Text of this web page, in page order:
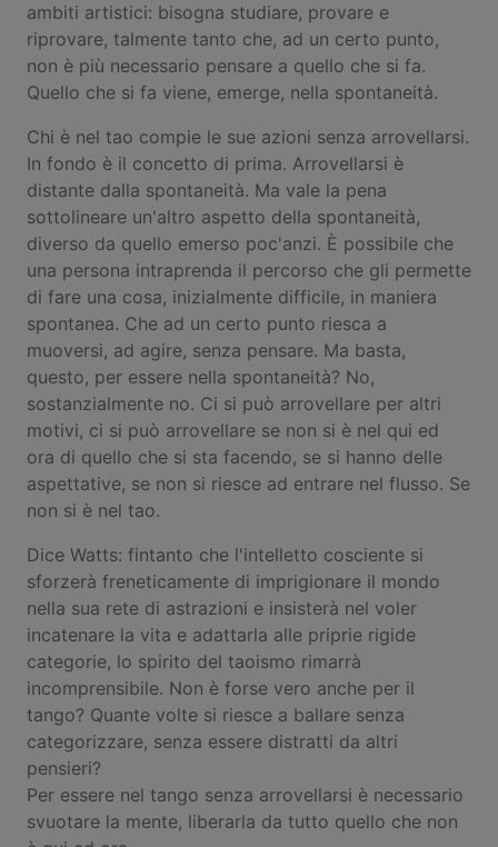
ambiti artistici: bisogna studiare, provare e
riprovare, talmente tanto che, ad un certo punto,
non è più necessario pensare a quello che si fa.
Quello che si fa viene, emerge, nella spontaneità.
Chi è nel tao compie le sue azioni senza arrovellarsi.
In fondo è il concetto di prima. Arrovellarsi è
distante dalla spontaneità. Ma vale la pena
sottolineare un'altro aspetto della spontaneità,
diverso da quello emerso poc'anzi. È possibile che
una persona intraprenda il percorso che gli permette
di fare una cosa, inizialmente difficile, in maniera
spontanea. Che ad un certo punto riesca a
muoversi, ad agire, senza pensare. Ma basta,
questo, per essere nella spontaneità? No,
sostanzialmente no. Ci si può arrovellare per altri
motivi, ci si può arrovellare se non si è nel qui ed
ora di quello che si sta facendo, se si hanno delle
aspettative, se non si riesce ad entrare nel flusso. Se
non si è nel tao.
Dice Watts: fintanto che l'intelletto cosciente si
sforzerà freneticamente di imprigionare il mondo
nella sua rete di astrazioni e insisterà nel voler
incatenare la vita e adattarla alle priprie rigide
categorie, lo spirito del taoismo rimarrà
incomprensibile. Non è forse vero anche per il
tango? Quante volte si riesce a ballare senza
categorizzare, senza essere distratti da altri
pensieri?
Per essere nel tango senza arrovellarsi è necessario
svuotare la mente, liberarla da tutto quello che non